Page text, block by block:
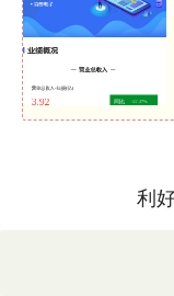
利